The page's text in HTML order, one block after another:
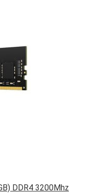
DDR4 3200Mhz